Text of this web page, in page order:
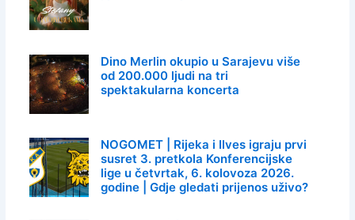
Dino Merlin okupio u Sarajevu više
od 200.000 ljudi na tri
spektakularna koncerta
NOGOMET | Rijeka i Ilves igraju prvi
susret 3. pretkola Konferencijske
lige u četvrtak, 6. kolovoza 2026.
godine | Gdje gledati prijenos uživo?